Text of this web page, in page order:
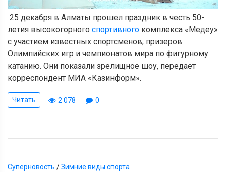
25 декабря в Алматы прошел праздник в честь 50-
летия высокогорного спортивного комплекса «Медеу»
с участием известных спортсменов, призеров
Олимпийских игр и чемпионатов мира по фигурному
катанию. Они показали зрелищное шоу, передает
корреспондент МИА «Казинформ».
Читать 2 078 0
Суперновость /Зимние виды спорта